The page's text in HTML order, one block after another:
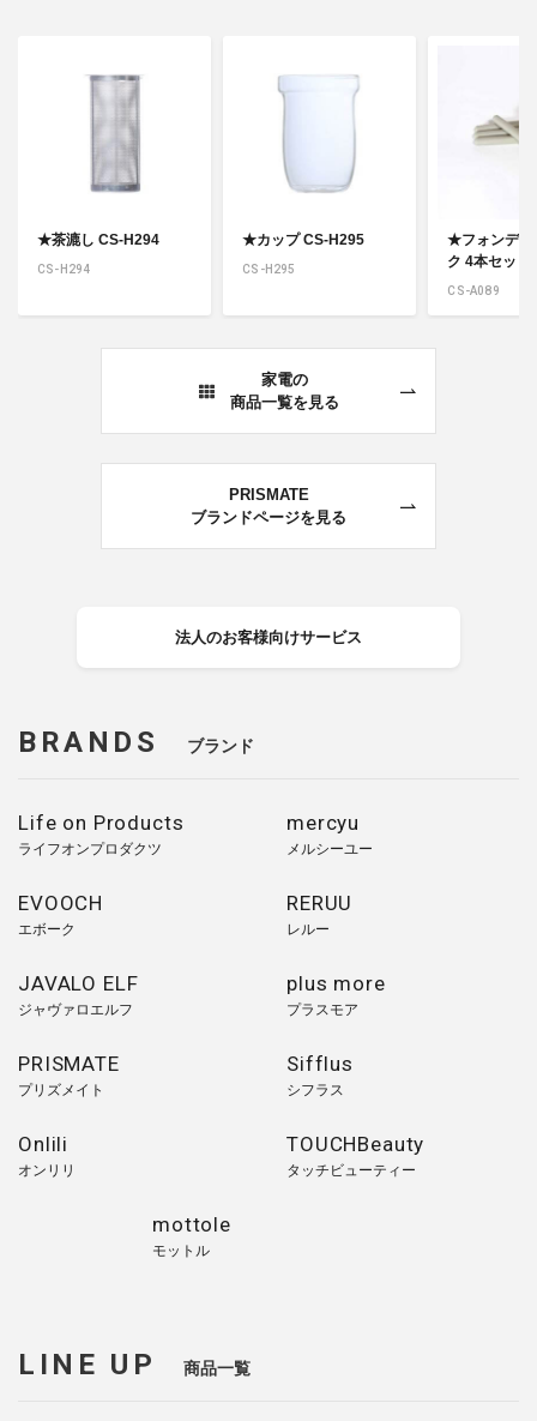
★茶漉し CS-H294
CS-H294
★カップ CS-H295
CS-H295
★フォンデュ
ク 4本セット
CS-A089
家電の
商品一覧を見る
PRISMATE
ブランドページを見る
法人のお客様向けサービス
BRANDS ブランド
Life on Products
ライフオンプロダクツ
mercyu
メルシーユー
EVOOCH
エボーク
RERUU
レルー
JAVALO ELF
ジャヴァロエルフ
plus more
プラスモア
PRISMATE
プリズメイト
Sifflus
シフラス
Onlili
オンリリ
TOUCHBeauty
タッチビューティー
mottole
モットル
LINE UP 商品一覧